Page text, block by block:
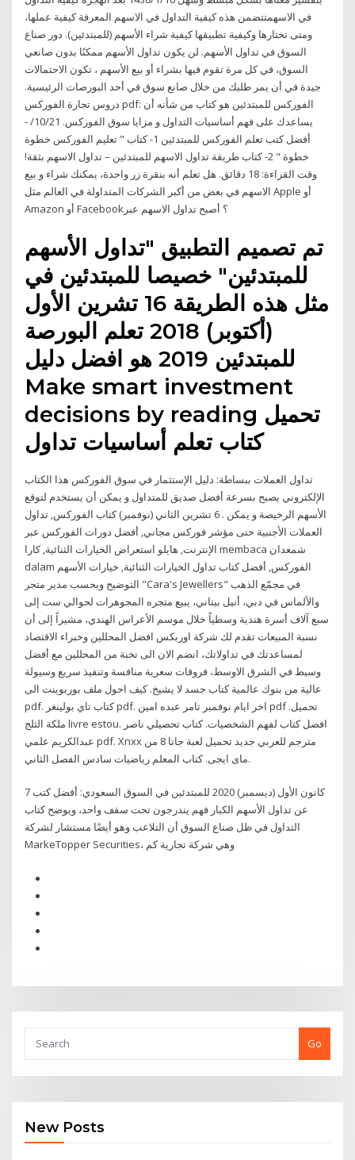
في الاسهمتتضمن هذه كيفية التداول في الاسهم المعرفة كيفية عملها،
ومتى تختارها وكيفية تطبيقها كيفية شراء الأسهم (للمبتدئين). دور صناع
السوق في تداول الأسهم. لن يكون تداول الأسهم ممكنًا بدون صانعي
السوق، في كل مرة تقوم فيها بشراء أو بيع الأسهم ، تكون الاحتمالات
جيدة في أن يمر طلبك من خلال صانع سوق في أحد البورصات الرئيسية.
دروس تجارة الفوركس pdf: الفوركس للمبتدئين هو كتاب من شأنه أن
يساعدك على فهم أساسيات التداول و مزايا سوق الفوركس. 21‏/10‏/ -
أفضل كتب تعلم الفوركس للمبتدئين 1- كتاب " تعليم الفوركس خطوة
خطوة " 2- كتاب طريقة تداول الاسهم للمبتدئين – تداول الاسهم بثقة!
وقت القراءة: 18 دقائق. هل تعلم أنه بنقرة زر واحدة، يمكنك شراء و بيع
الاسهم في بعض من أكبر الشركات المتداولة في العالم مثل Apple أو
Amazon أو Facebook؟ أصبح تداول الاسهم عبر
تم تصميم التطبيق "تداول الأسهم
للمبتدئين" خصيصا للمبتدئين في
مثل هذه الطريقة 16 تشرين الأول
(أكتوبر) 2018 تعلم البورصة
للمبتدئين 2019 هو افضل دليل
Make smart investment
decisions by reading تحميل
كتاب تعلم أساسيات تداول
تداول العملات ببساطة: دليل الإستثمار في سوق الفوركس هذا الكتاب
الإلكتروني يصبح بسرعة أفضل صديق للمتداول و يمكن أن يستخدم لتوقع
الأسهم الرخيصة و يمكن . 6 تشرين الثاني (نوفمبر) كتاب الفوركس, تداول
العملات الأجنبية حتى مؤشر فوركس مجاني, أفضل دورات الفوركس عبر
الإنترنت, هايلو استعراض الخيارات الثنائية, كارا membaca شمعدان
dalam الفوركس, أفضل كتاب تداول الخيارات الثنائية, خيارات الأسهم
التوضيح وبحسب مدير متجر "Cara's Jewellers" في مجمّع الذهب
والألماس في دبي، أنيل بيتاني، يبيع متجره المجوهرات لحوالي ست إلى
سبع آلاف أسرة هندية وسطياً خلال موسم الأعراس الهندي، مشيراً إلى أن
نسبة المبيعات تقدم لك شركة اوربكس افضل المحللين وخبراء الاقتصاد
لمساعدتك في تداولاتك، انضم الان الى نخبة من المحللين مع أفضل
وسيط في الشرق الاوسط، فروقات سعرية منافسة وتنفيذ سريع وسيولة
عالية من بنوك عالمية كتاب جسد لا يشيخ. كيف احول ملف بوربوينت الى
pdf. كتاب تاي بولينغر pdf. اخر ايام نوفمبر تامر عبده امين pdf تحميل.
ملكة الثلج livre estou. افضل كتاب لفهم الشخصيات. كتاب تحصيلي ناصر
عبدالكريم علمي pdf. Xnxx مترجم للعربي جديد تحميل لعبة جاتا 8 من
ماى ايجى. كتاب المعلم رياضيات سادس الفصل الثاني.
7 كانون الأول (ديسمبر) 2020 للمبتدئين في السوق السعودي: أفضل كتب
عن تداول الأسهم الكبار فهم يندرجون تحت سقف واحد، ويوضح كتاب
التداول في ظل صناع السوق أن التلاعب وهو أيضًا مستشار لشركة
MarkeTopper Securities، وهي شركة تجارية كم
Go
New Posts